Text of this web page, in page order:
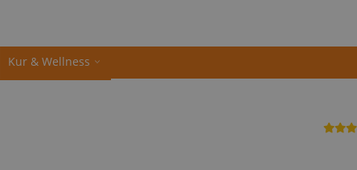
Kur & Wellness